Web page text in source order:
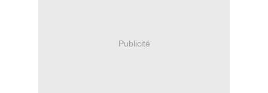
Publicité